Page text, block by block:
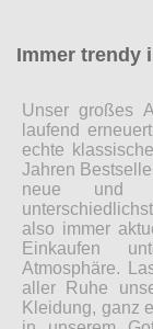
Immer trendy
Unser großes
laufend
echte klassische
Jahren
neue und
also immer
Einkaufen
Atmosphäre.
aller Ruhe
Kleidung, ganz